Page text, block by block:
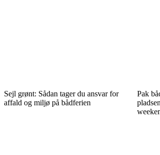
Sejl grønt: Sådan tager du ansvar for
affald og miljø på bådferien
Pak